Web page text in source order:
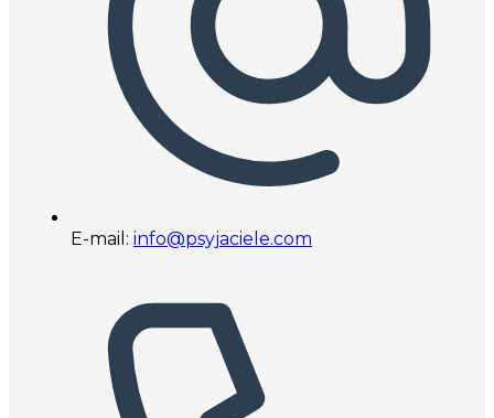
E-mail: info@psyjaciele.com